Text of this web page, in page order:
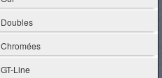
Doubles
Chromées
GT-Line